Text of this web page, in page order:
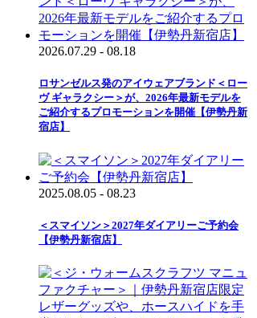
2026.07.29 - 08.18
ロサンゼルス発のアイウェアブランド＜ロー
ヴ ギャラクシー＞が、2026年最新モデルを
ご紹介するプロモーションを開催【伊勢丹新
宿店】
2025.08.05 - 08.23
＜スマイソン＞2027年ダイアリーご予約会
【伊勢丹新宿店】